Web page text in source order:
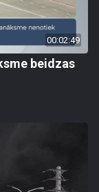
00:02:49
beidzas